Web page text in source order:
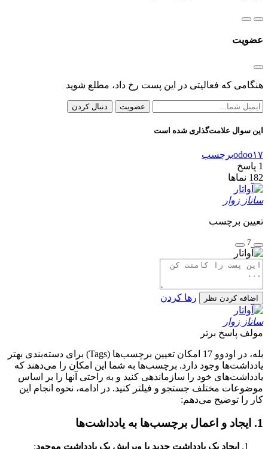
عضویت
هنگامی که فعالیتی در این پست رخ داد، مطلع شوید
عضویت دنبال کردن
این سوال علامت‌گذاری شده است
odoo۱۷برچسب
1 پاسخ
182 نماها
ساناز زوار
تعیین برچسب
7
اضافه کردن نظر رها کردن
ساناز زوار
مولف پاسخ برتر
بله، در اودوو 17 امکان تعیین برچسب‌ها (Tags) برای دسته‌بندی بهتر
یادداشت‌ها وجود دارد. برچسب‌ها به شما این امکان را می‌دهند که
یادداشت‌های خود را سازماندهی کنید و به راحتی آنها را بر اساس
موضوعات مختلف جستجو و فیلتر کنید. در ادامه، نحوه انجام این
کار را توضیح می‌دهم:
1. ایجاد و اعمال برچسب‌ها به یادداشت‌ها
ایجاد یک یادداشت جدید یا ویرایش یک یادداشت موجود: